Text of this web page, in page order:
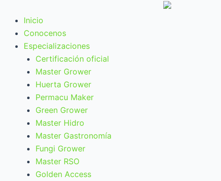
contenido
Inicio
Conocenos
Especializaciones
Certificación oficial
Master Grower
Huerta Grower
Permacu Maker
Green Grower
Master Hidro
Master Gastronomía
Fungi Grower
Master RSO
Golden Access